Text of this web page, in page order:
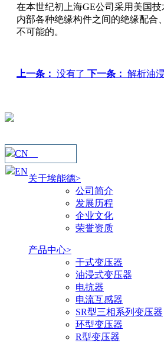
在本世纪初上海GE公司采用美国
内部各种绝缘构件之间的绝缘配合
不可能的。
上一条： 没有了 下一条： 解析油
CN
EN
关于埃能德>
公司简介
发展历程
企业文化
荣誉资质
产品中心>
干式变压器
油浸式变压器
电抗器
电流互感器
SR型三相系列变压器
环型变压器
R型变压器